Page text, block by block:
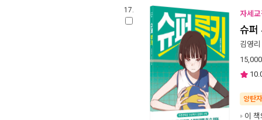
17. 자세
슈퍼
김영리
15,000
양탄
이